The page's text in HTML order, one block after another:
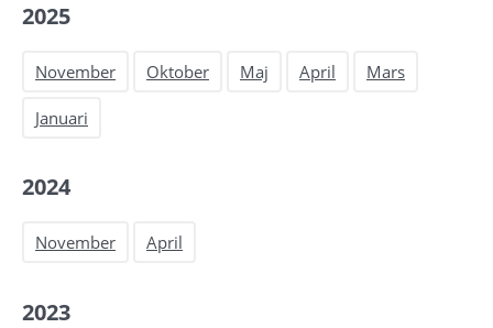
2025
November Oktober Maj April Mars
Januari
2024
November April
2023